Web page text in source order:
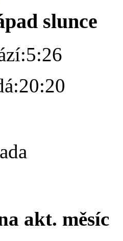
slunce
5:26
20:20
akt. měsíc